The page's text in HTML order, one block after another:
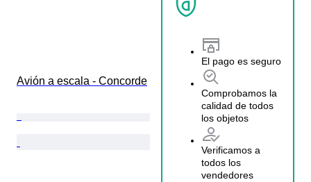
El pago es seguro
Comprobamos la
calidad de todos
los objetos
Verificamos a
todos los
vendedores
Avión a escala - Concorde